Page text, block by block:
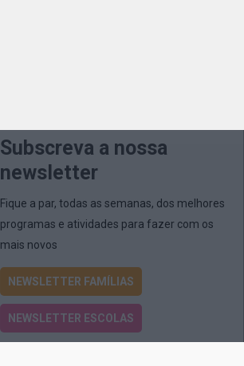
Subscreva a nossa
newsletter
Fique a par, todas as semanas, dos melhores
programas e atividades para fazer com os
mais novos
NEWSLETTER FAMÍLIAS
NEWSLETTER ESCOLAS